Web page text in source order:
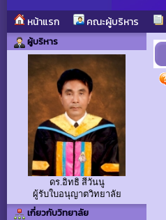
หน้าแรก คณะผู้บริหาร
ผู้บริหาร
ดร.อิทธิ สีวันนู
ผู้รับใบอนุญาตวิทยาลัย
เกี่ยวกับวิทยาลัย